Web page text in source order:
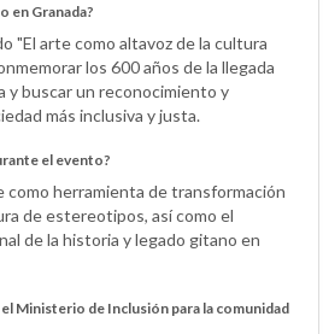
en Granada?
"El arte como altavoz de la cultura
los 600 años de la llegada
y buscar un reconocimiento y
más inclusiva y justa.
el evento?
como herramienta de transformación
de estereotipos, así como el
de la historia y legado gitano en
Ministerio de Inclusión para la comunidad